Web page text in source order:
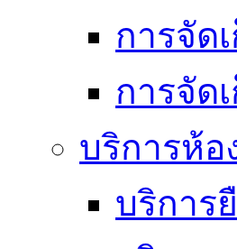
การจัด
การจัด
บริการห้อ
บริการ